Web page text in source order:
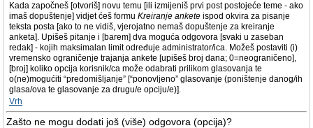
Kada započneš [otvoriš] novu temu [ili izmijeniš prvi post postojeće teme - ako
imaš dopuštenje] vidjet ćeš formu Kreiranje ankete ispod okvira za pisanje
teksta posta [ako to ne vidiš, vjerojatno nemaš dopuštenje za kreiranje
anketa]. Upišeš pitanje i [barem] dva moguća odgovora [svaki u zaseban
redak] - kojih maksimalan limit određuje administrator/ica. Možeš postaviti (i)
vremensko ograničenje trajanja ankete [upišeš broj dana; 0=neograničeno],
[broj] koliko opcija korisnik/ca može odabrati prilikom glasovanja te
o(ne)mogućiti “predomišljanje” [“ponovljeno” glasovanje (poništenje danog/ih
glasa/ova te glasovanje za drugu/e opciju/e)].
Vrh
Zašto ne mogu dodati još (više) odgovora (opcija)?